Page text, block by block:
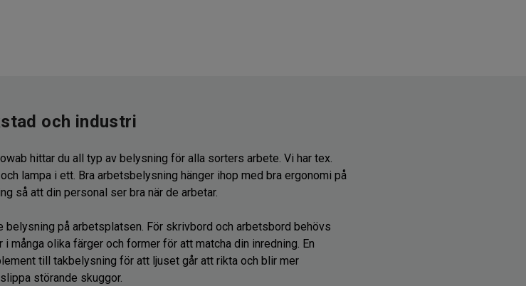
och industri
hittar du all typ av belysning för alla sorters arbete. Vi har tex.
lampa i ett. Bra arbetsbelysning hänger ihop med bra ergonomi på
så att din personal ser bra när de arbetar.
belysning på arbetsplatsen. För skrivbord och arbetsbord behövs
många olika färger och former för att matcha din inredning. En
till takbelysning för att ljuset går att rikta och blir mer
störande skuggor.